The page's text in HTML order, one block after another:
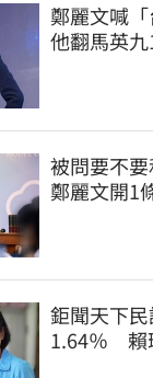
鄭麗文喊「
他翻馬英
被問要不
鄭麗文開1
鉅聞天下
1.64％ 賴